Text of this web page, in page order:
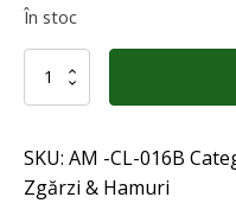
În stoc
Cantitate
lesa
pentru
caini
SKU: AM -CL-016B
Zgărzi & Hamuri